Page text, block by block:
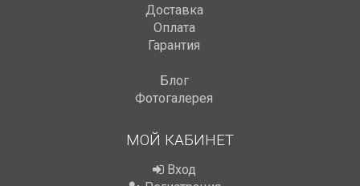
Доставка
Оплата
Гарантия
Блог
Фотогалерея
МОЙ КАБИНЕТ
Вход